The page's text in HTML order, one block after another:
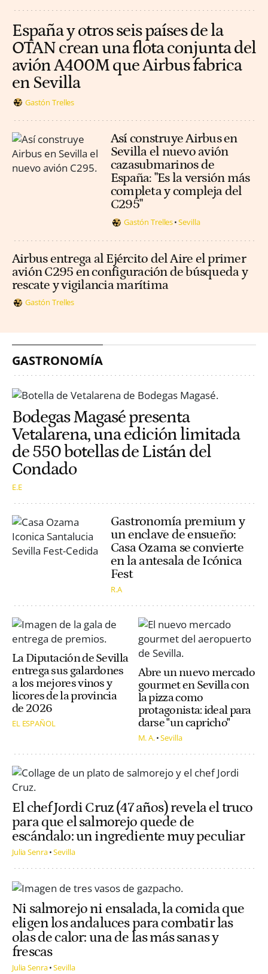
España y otros seis países de la
OTAN crean una flota conjunta del
avión A400M que Airbus fabrica
en Sevilla
Gastón Trelles
Así construye Airbus en
Sevilla el nuevo avión
cazasubmarinos de
España: "Es la versión más
completa y compleja del
C295"
Gastón Trelles Sevilla
Airbus entrega al Ejército del Aire el primer
avión C295 en configuración de búsqueda y
rescate y vigilancia marítima
Gastón Trelles
GASTRONOMÍA
Bodegas Magasé presenta
Vetalarena, una edición limitada
de 550 botellas de Listán del
Condado
E.E
Gastronomía premium y
un enclave de ensueño:
Casa Ozama se convierte
en la antesala de Icónica
Fest
R.A
La Diputación de Sevilla
entrega sus galardones
a los mejores vinos y
licores de la provincia
de 2026
EL ESPAÑOL
Abre un nuevo mercado
gourmet en Sevilla con
la pizza como
protagonista: ideal para
darse "un capricho"
M. A. Sevilla
El chef Jordi Cruz (47 años) revela el truco
para que el salmorejo quede de
escándalo: un ingrediente muy peculiar
Julia Senra Sevilla
Ni salmorejo ni ensalada, la comida que
eligen los andaluces para combatir las
olas de calor: una de las más sanas y
frescas
Julia Senra Sevilla